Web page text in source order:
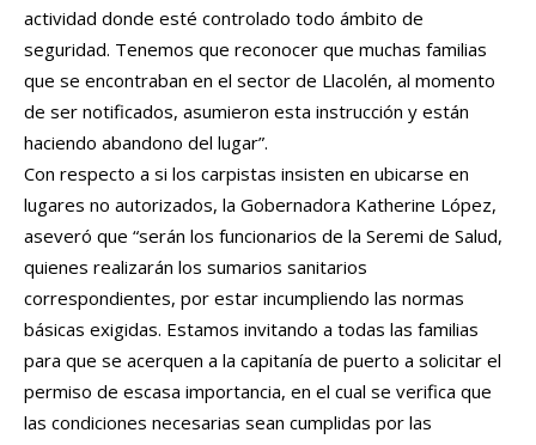
actividad donde esté controlado todo ámbito de
seguridad. Tenemos que reconocer que muchas familias
que se encontraban en el sector de Llacolén, al momento
de ser notificados, asumieron esta instrucción y están
haciendo abandono del lugar”.
Con respecto a si los carpistas insisten en ubicarse en
lugares no autorizados, la Gobernadora Katherine López,
aseveró que “serán los funcionarios de la Seremi de Salud,
quienes realizarán los sumarios sanitarios
correspondientes, por estar incumpliendo las normas
básicas exigidas. Estamos invitando a todas las familias
para que se acerquen a la capitanía de puerto a solicitar el
permiso de escasa importancia, en el cual se verifica que
las condiciones necesarias sean cumplidas por las